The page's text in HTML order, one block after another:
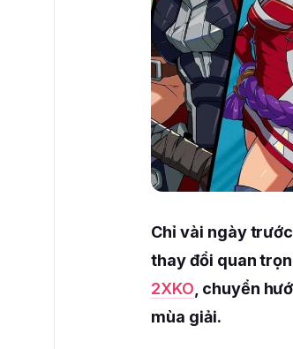
Chỉ vài ngày
thay đổi quan
2XKO , chuyển
mùa giải.